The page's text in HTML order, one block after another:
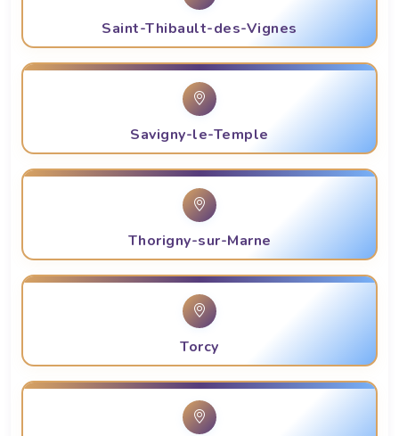
Saint-Thibault-des-Vignes
Savigny-le-Temple
Thorigny-sur-Marne
Torcy